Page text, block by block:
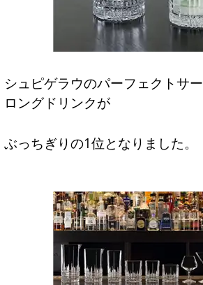
シュピゲラウのパーフェクトサ
ロングドリンクが
ぶっちぎりの1位となりました。